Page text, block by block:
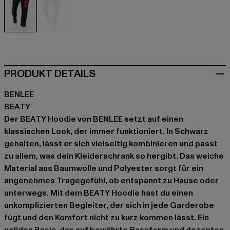
PRODUKT DETAILS
BENLEE
BEATY
Der BEATY Hoodie von BENLEE setzt auf einen
klassischen Look, der immer funktioniert. In Schwarz
gehalten, lässt er sich vielseitig kombinieren und passt
zu allem, was dein Kleiderschrank so hergibt. Das weiche
Material aus Baumwolle und Polyester sorgt für ein
angenehmes Tragegefühl, ob entspannt zu Hause oder
unterwegs. Mit dem BEATY Hoodie hast du einen
unkomplizierten Begleiter, der sich in jede Garderobe
fügt und den Komfort nicht zu kurz kommen lässt. Ein